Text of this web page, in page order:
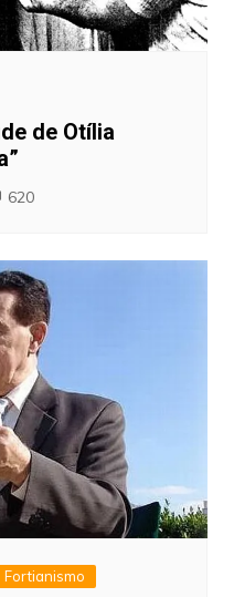
de Otília
620
Fortianismo